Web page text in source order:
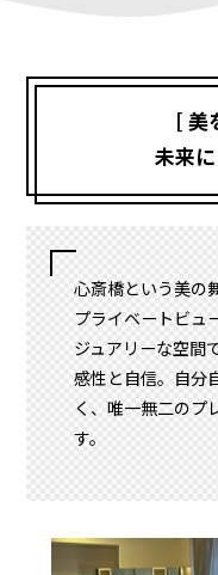
[ 美
未来
心斎橋という美の
プライベートビュ
ジュアリーな空間
感性と自信。自分
く、唯一無二のプ
す。